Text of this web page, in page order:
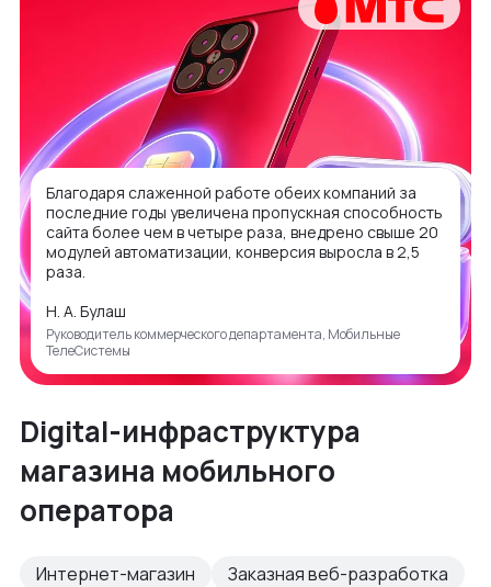
Благодаря слаженной работе обеих компаний за
последние годы увеличена пропускная способность
сайта более чем в четыре раза, внедрено свыше 20
модулей автоматизации, конверсия выросла в 2,5
раза.
Н. А. Булаш
Руководитель коммерческого департамента, Мобильные
ТелеСистемы
Digital-инфраструктура
магазина мобильного
оператора
Интернет-магазин
Заказная веб-разработка